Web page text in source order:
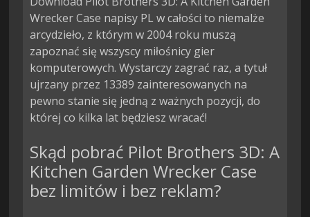
Wrecker Case napisy PL w całości to niemalże
arcydzieło, z którym w 2004 roku muszą
zapoznać się wszyscy miłośnicy gier
komputerowych. Wystarczy zagrać raz, a tytuł
ujrzany przez 13389 zainteresowanych na
pewno stanie się jedną z ważnych pozycji, do
której co kilka lat będziesz wracać!
Skąd pobrać Pilot Brothers 3D: A
Kitchen Garden Wrecker Case
bez limitów i bez reklam?